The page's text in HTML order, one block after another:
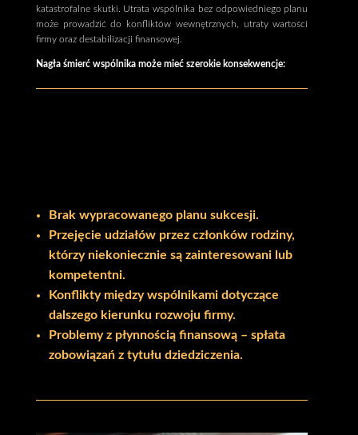
katastrofalne skutki. Utrata wspólnika bez odpowiedniego planu
może prowadzić do konfliktów wewnętrznych, utraty wartości
firmy oraz destabilizacji finansowej.
Nagła śmierć wspólnika może mieć szerokie konsekwencje:
Brak wypracowanego planu sukcesji.
Przejęcie udziałów przez członków rodziny,
którzy niekoniecznie są zainteresowani lub
kompetentni.
Konflikty między wspólnikami dotyczące
dalszego kierunku rozwoju firmy.
Problemy z płynnością finansową – spłata
zobowiązań z tytułu dziedziczenia.